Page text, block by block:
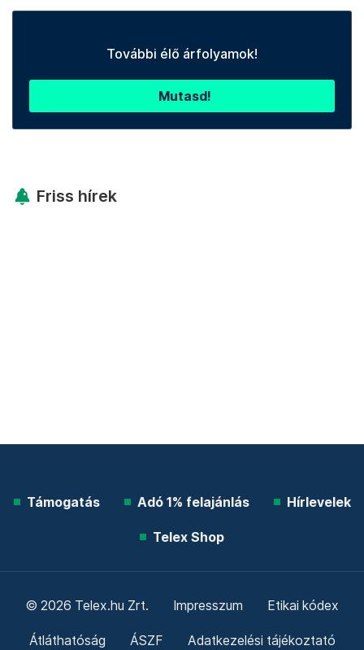
További élő árfolyamok!
Mutasd!
Friss hírek
Támogatás Adó 1% felajánlás Hírlevelek
Telex Shop
© 2026 Telex.hu Zrt. Impresszum Etikai kódex
Átláthatóság ÁSZF Adatkezelési tájékoztató